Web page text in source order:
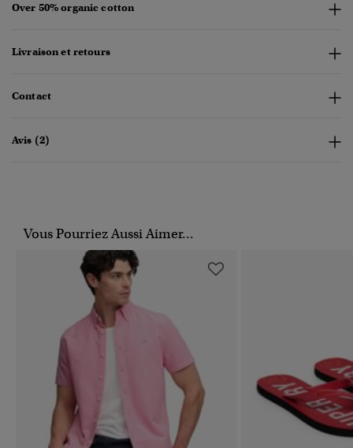
Over 50% organic cotton
Livraison et retours
Contact
Avis (2)
Vous Pourriez Aussi Aimer...